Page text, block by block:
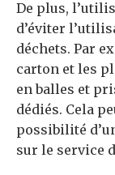
De plus,
d’éviter
déchets. Par
carton et les
en balles et
dédiés. Cela
possibilité
sur le service